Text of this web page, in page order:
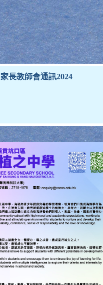
家長教師會通訊2024